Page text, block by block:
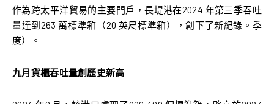
作為跨太平洋貿易的主要門戶，長堤港在2024 年第三季吞吐
量達到263 萬標準箱（20 英尺標準箱），創下了新紀錄。季
度）。
九月貨櫃吞吐量創歷史新高